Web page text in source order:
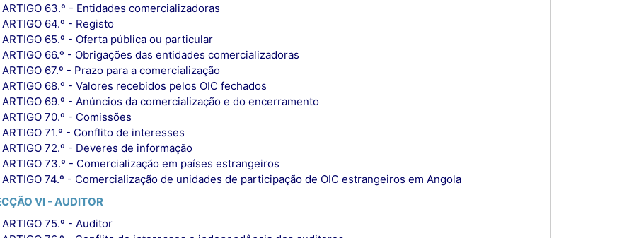
ARTIGO 63.º - Entidades comercializadoras
ARTIGO 64.º - Registo
ARTIGO 65.º - Oferta pública ou particular
ARTIGO 66.º - Obrigações das entidades comercializadoras
ARTIGO 67.º - Prazo para a comercialização
ARTIGO 68.º - Valores recebidos pelos OIC fechados
ARTIGO 69.º - Anúncios da comercialização e do encerramento
ARTIGO 70.º - Comissões
ARTIGO 71.º - Conflito de interesses
ARTIGO 72.º - Deveres de informação
ARTIGO 73.º - Comercialização em países estrangeiros
ARTIGO 74.º - Comercialização de unidades de participação de OIC estrangeiros em Angola
VI - AUDITOR
ARTIGO 75.º - Auditor